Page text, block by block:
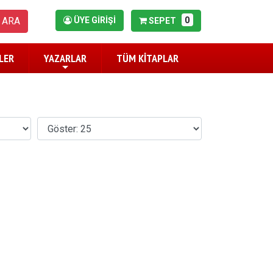
ARA ÜYE GİRİŞİ SEPET 0
YAZARLAR TÜM KİTAPLAR